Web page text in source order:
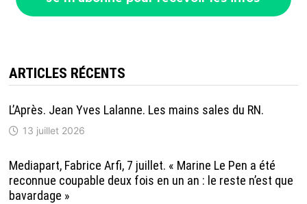
ARTICLES RÉCENTS
L’Après. Jean Yves Lalanne. Les mains sales du RN.
13 juillet 2026
Mediapart, Fabrice Arfi, 7 juillet. « Marine Le Pen a été
reconnue coupable deux fois en un an : le reste n’est que
bavardage »